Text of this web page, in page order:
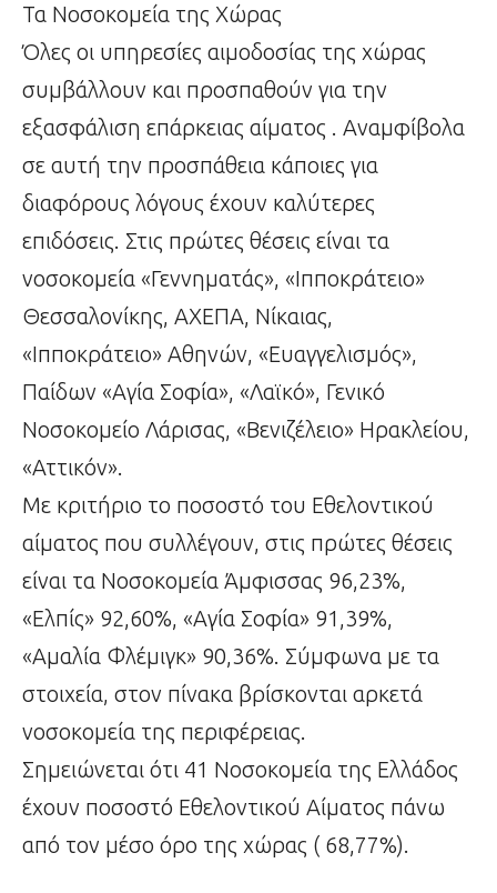
Τα Νοσοκομεία της Χώρας
Όλες οι υπηρεσίες αιμοδοσίας της χώρας
συμβάλλουν και προσπαθούν για την
εξασφάλιση επάρκειας αίματος . Αναμφίβολα
σε αυτή την προσπάθεια κάποιες για
διαφόρους λόγους έχουν καλύτερες
επιδόσεις. Στις πρώτες θέσεις είναι τα
νοσοκομεία «Γεννηματάς», «Ιπποκράτειο»
Θεσσαλονίκης, ΑΧΕΠΑ, Νίκαιας,
«Ιπποκράτειο» Αθηνών, «Ευαγγελισμός»,
Παίδων «Αγία Σοφία», «Λαϊκό», Γενικό
Νοσοκομείο Λάρισας, «Βενιζέλειο» Ηρακλείου,
«Αττικόν».
Με κριτήριο το ποσοστό του Εθελοντικού
αίματος που συλλέγουν, στις πρώτες θέσεις
είναι τα Νοσοκομεία Άμφισσας 96,23%,
«Ελπίς» 92,60%, «Αγία Σοφία» 91,39%,
«Αμαλία Φλέμιγκ» 90,36%. Σύμφωνα με τα
στοιχεία, στον πίνακα βρίσκονται αρκετά
νοσοκομεία της περιφέρειας.
Σημειώνεται ότι 41 Νοσοκομεία της Ελλάδος
έχουν ποσοστό Εθελοντικού Αίματος πάνω
από τον μέσο όρο της χώρας ( 68,77%).